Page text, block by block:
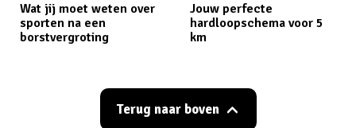
Wat jij moet weten over
sporten na een
borstvergroting
Jouw perfecte
hardloopschema voor 5
km
Terug naar boven